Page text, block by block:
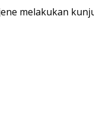
melakukan